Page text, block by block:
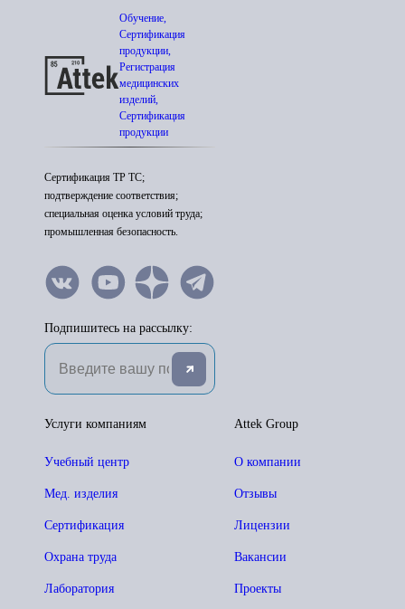
Обучение,
Сертификация
продукции,
Регистрация
медицинских
изделий,
Сертификация
продукции
Сертификация ТР ТС;
подтверждение соответствия;
специальная оценка условий труда;
промышленная безопасность.
Подпишитесь на рассылку:
Attek Group
О компании
Отзывы
Лицензии
Вакансии
Проекты
Услуги компаниям
Учебный центр
Мед. изделия
Сертификация
Охрана труда
Лаборатория